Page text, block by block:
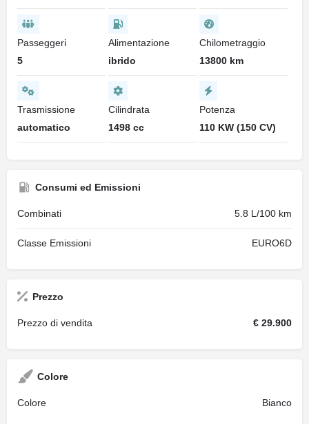
Passeggeri
5
Alimentazione
ibrido
Chilometraggio
13800 km
Trasmissione
automatico
Cilindrata
1498 cc
Potenza
110 KW (150 CV)
Consumi ed Emissioni
Combinati 5.8 L/100 km
Classe Emissioni EURO6D
Prezzo
Prezzo di vendita € 29.900
Colore
Colore Bianco